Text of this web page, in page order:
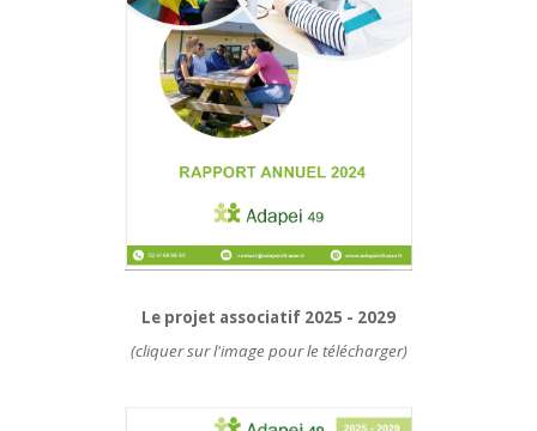
Le projet associatif 2025 - 2029
(cliquer sur l'image pour le télécharger)